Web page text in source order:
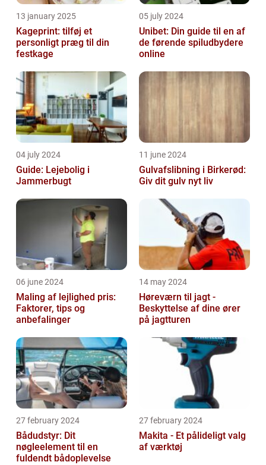
13 january 2025
Kageprint: tilføj et
personligt præg til din
festkage
05 july 2024
Unibet: Din guide til en af
de førende spiludbydere
online
04 july 2024
Guide: Lejebolig i
Jammerbugt
11 june 2024
Gulvafslibning i Birkerød:
Giv dit gulv nyt liv
06 june 2024
Maling af lejlighed pris:
Faktorer, tips og
anbefalinger
14 may 2024
Høreværn til jagt -
Beskyttelse af dine ører
på jagtturen
27 february 2024
Bådudstyr: Dit
nøgleelement til en
fuldendt bådoplevelse
27 february 2024
Makita - Et pålideligt valg
af værktøj